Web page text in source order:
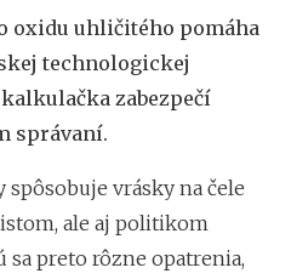
oxidu uhličitého pomáha
technologickej
zabezpečí
správaní.
vrásky na čele
ale aj politikom
preto rôzne opatrenia,